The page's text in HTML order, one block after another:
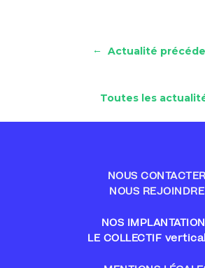
← Actualité
Toutes les
NOUS CONTACTER
NOUS REJOINDRE
NOS
LE COLLECTIF